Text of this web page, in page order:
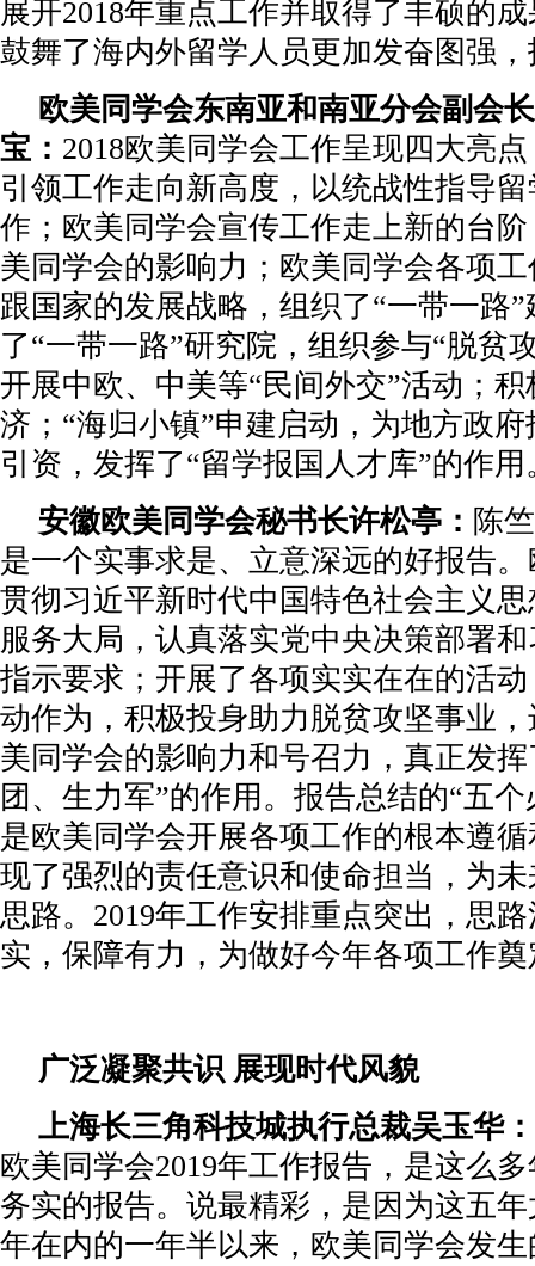
展开2018年重点工作并取得了丰硕的
鼓舞了海内外留学人员更加发奋图强
欧美同学会东南亚和南亚分会副会
宝： 2018欧美同学会工作呈现四大亮
引领工作走向新高度，以统战性指导
作；欧美同学会宣传工作走上新的台
美同学会的影响力；欧美同学会各项
跟国家的发展战略，组织了“一带一路
了“一带一路”研究院，组织参与“脱贫
开展中欧、中美等“民间外交”活动；
济；“海归小镇”申建启动，为地方政
引资，发挥了“留学报国人才库”的作用
安徽欧美同学会秘书长许松亭： 陈
是一个实事求是、立意深远的好报告
贯彻习近平新时代中国特色社会主义
服务大局，认真落实党中央决策部署
指示要求；开展了各项实实在在的活
动作为，积极投身助力脱贫攻坚事业
美同学会的影响力和号召力，真正发
团、生力军”的作用。报告总结的“五
是欧美同学会开展各项工作的根本遵
现了强烈的责任意识和使命担当，为
思路。2019年工作安排重点突出，思
实，保障有力，为做好今年各项工作
广泛凝聚共识 展现时代风貌
上海长三角科技城执行总裁吴玉华：
欧美同学会2019年工作报告，是这么
务实的报告。说最精彩，是因为这五年
年在内的一年半以来，欧美同学会发